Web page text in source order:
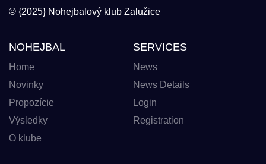
© {2025} Nohejbalový klub Zalužice
NOHEJBAL
Home
Novinky
Propozície
Výsledky
O klube
SERVICES
News
News Details
Login
Registration